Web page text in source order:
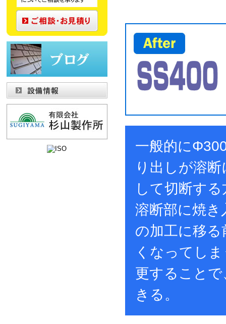
一般的に
り出しが溶
して切断す
溶断部に焼
の加工に移
くなってし
更すること
きる。